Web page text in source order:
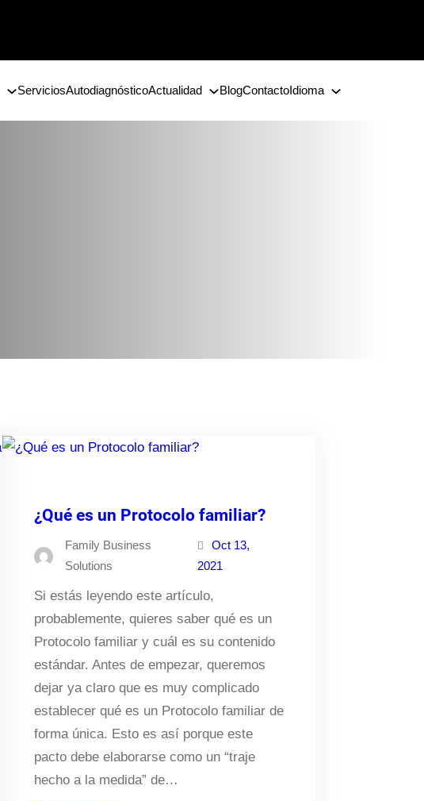
ServiciosAutodiagnósticoActualidad BlogContactoIdioma
¿Qué es un Protocolo familiar?
Family Business
Solutions
Oct 13,
2021
Si estás leyendo este artículo,
probablemente, quieres saber qué es un
Protocolo familiar y cuál es su contenido
estándar. Antes de empezar, queremos
dejar ya claro que es muy complicado
establecer qué es un Protocolo familiar de
forma única. Esto es así porque este
pacto debe elaborarse como un “traje
hecho a la medida” de…